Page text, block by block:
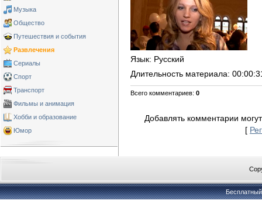
Музыка
Общество
Путешествия и события
Развлечения
Сериалы
Спорт
Транспорт
Фильмы и анимация
Хобби и образование
Юмор
Язык: Русский
Длительность материала:
Всего комментариев: 0
Добавлять комментарии
[